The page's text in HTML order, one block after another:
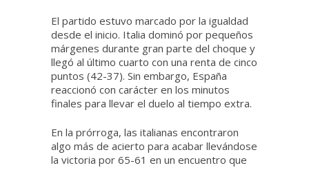
El partido estuvo marcado por la igualdad
desde el inicio. Italia dominó por pequeños
márgenes durante gran parte del choque y
llegó al último cuarto con una renta de cinco
puntos (42-37). Sin embargo, España
reaccionó con carácter en los minutos
finales para llevar el duelo al tiempo extra.
En la prórroga, las italianas encontraron
algo más de acierto para acabar llevándose
la victoria por 65-61 en un encuentro que